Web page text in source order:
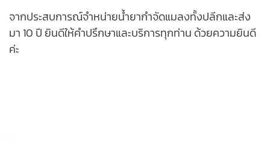
จากประสบการณ์จำหน่ายน้ำยากำจัดแมลงทั้งปลีกและส่ง
มา 10 ปี ยินดีให้คำปรึกษาและบริการทุกท่าน ด้วยความยินดี
ค่ะ